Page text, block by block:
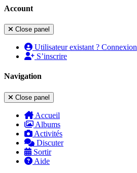
Account
Close panel
Utilisateur existant ? Connexion
S’inscrire
Navigation
Close panel
Accueil
Albums
Activités
Discuter
Sortir
Aide